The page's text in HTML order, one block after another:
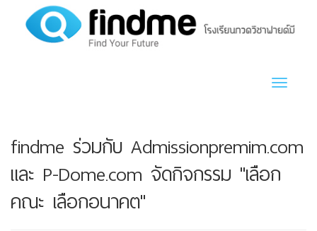
Toggle
findme ร่วมกับ Admissionpremim.com
และ P-Dome.com จัดกิจกรรม "เลือก
คณะ เลือกอนาคต"